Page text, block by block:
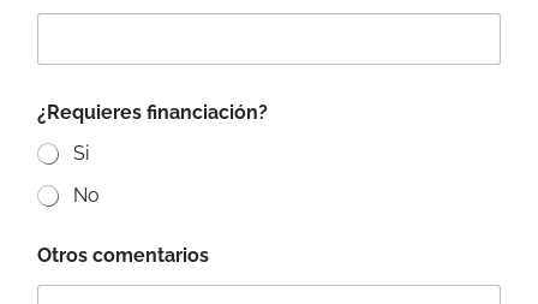
¿Requieres financiación?
Si
No
Otros comentarios